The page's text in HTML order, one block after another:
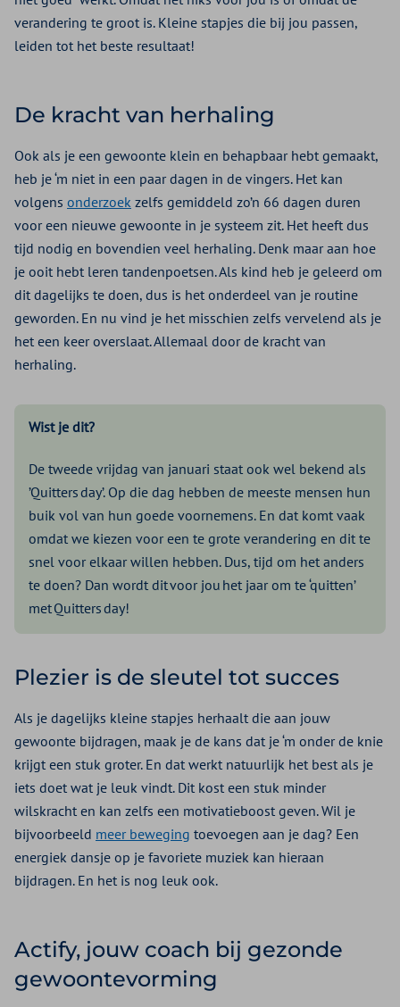
verandering te groot is. Kleine stapjes die bij jou passen,
leiden tot het beste resultaat!
De kracht van herhaling
Ook als je een gewoonte klein en behapbaar hebt gemaakt,
heb je ‘m niet in een paar dagen in de vingers. Het kan
volgens onderzoek zelfs gemiddeld zo’n 66 dagen duren
voor een nieuwe gewoonte in je systeem zit. Het heeft dus
tijd nodig en bovendien veel herhaling. Denk maar aan hoe
je ooit hebt leren tandenpoetsen. Als kind heb je geleerd om
dit dagelijks te doen, dus is het onderdeel van je routine
geworden. En nu vind je het misschien zelfs vervelend als je
het een keer overslaat. Allemaal door de kracht van
herhaling.
Wist je dit?
De tweede vrijdag van januari staat ook wel bekend als
’Quitters day’. Op die dag hebben de meeste mensen hun
buik vol van hun goede voornemens. En dat komt vaak
omdat we kiezen voor een te grote verandering en dit te
snel voor elkaar willen hebben. Dus, tijd om het anders
te doen? Dan wordt dit voor jou het jaar om te ‘quitten’
met Quitters day!
Plezier is de sleutel tot succes
Als je dagelijks kleine stapjes herhaalt die aan jouw
gewoonte bijdragen, maak je de kans dat je ‘m onder de knie
krijgt een stuk groter. En dat werkt natuurlijk het best als je
iets doet wat je leuk vindt. Dit kost een stuk minder
wilskracht en kan zelfs een motivatieboost geven. Wil je
bijvoorbeeld meer beweging toevoegen aan je dag? Een
energiek dansje op je favoriete muziek kan hieraan
bijdragen. En het is nog leuk ook.
Actify, jouw coach bij gezonde
gewoontevorming